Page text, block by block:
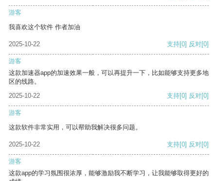
游客
我喜欢这个软件 作者加油
2025-10-22 支持[0] 反对[0]
游客
这款加速器app的加速效果一般，可以再提升一下，比如能够支持更多地
区的线路。
2025-10-22
支持[0] 反对[0]
游客
这款软件非常实用，可以帮助我解决很多问题。
2025-10-22 支持[0] 反对[0]
游客
这款app的学习氛围很浓厚，能够激励我不断学习，让我能够取得更好的